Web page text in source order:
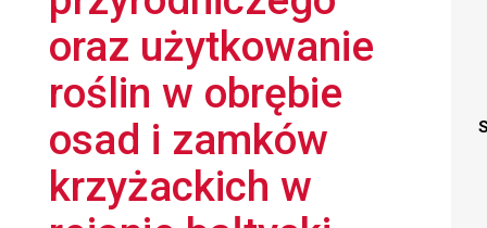
oraz użytkowanie
roślin w obrębie
osad i zamków
krzyżackich w